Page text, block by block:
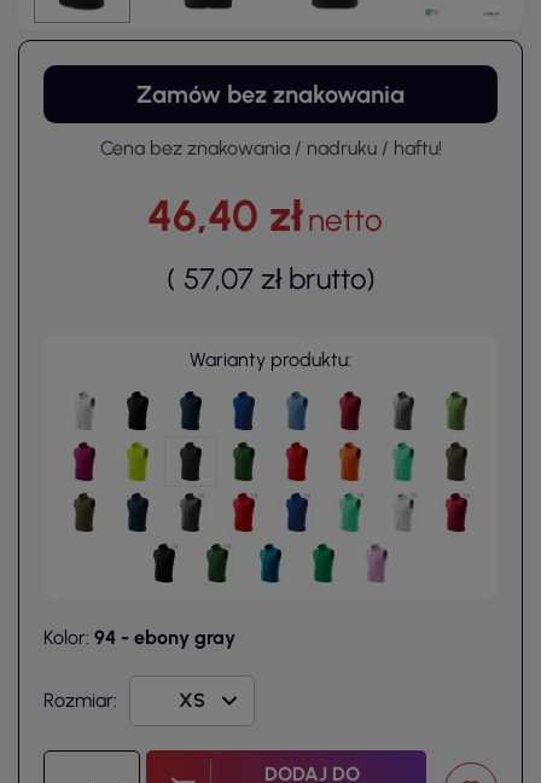
Zamów bez znakowania
Cena bez znakowania / nadruku / haftu!
46,40 złnetto
( 57,07 zł brutto)
Warianty produktu:
Kolor: 94 - ebony gray
Rozmiar:
DODAJ DO